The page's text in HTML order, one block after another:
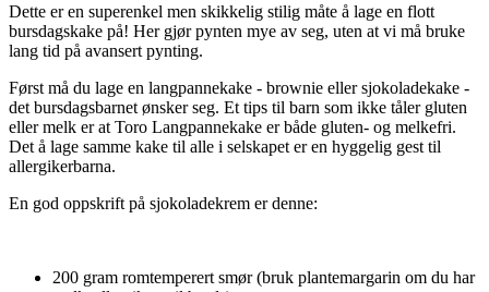
Dette er en superenkel men skikkelig stilig måte å lage en flott
bursdagskake på! Her gjør pynten mye av seg, uten at vi må bruke
lang tid på avansert pynting.
Først må du lage en langpannekake - brownie eller sjokoladekake -
det bursdagsbarnet ønsker seg. Et tips til barn som ikke tåler gluten
eller melk er at Toro Langpannekake er både gluten- og melkefri.
Det å lage samme kake til alle i selskapet er en hyggelig gest til
allergikerbarna.
En god oppskrift på sjokoladekrem er denne:
200 gram romtemperert smør (bruk plantemargarin om du har